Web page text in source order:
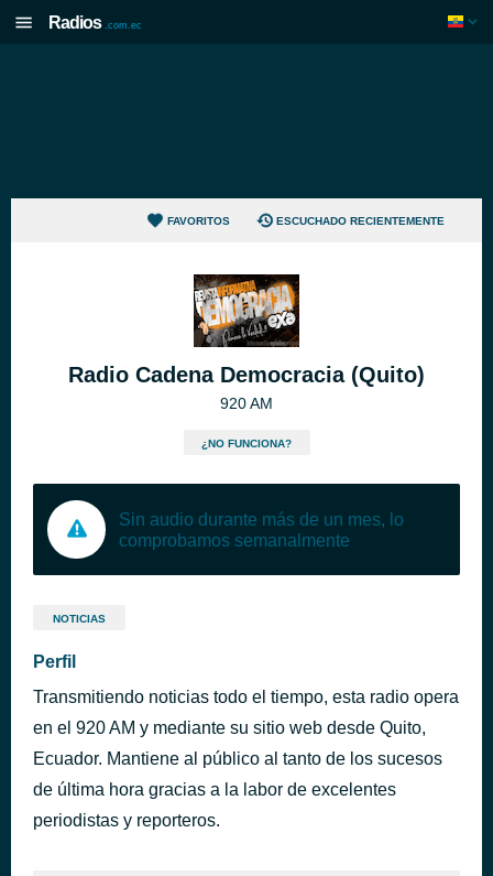
Radios .com.ec
FAVORITOS ESCUCHADO RECIENTEMENTE
Radio Cadena Democracia (Quito)
920 AM
¿NO FUNCIONA?
Sin audio durante más de un mes, lo
comprobamos semanalmente
NOTICIAS
Perfil
Transmitiendo noticias todo el tiempo, esta radio opera
en el 920 AM y mediante su sitio web desde Quito,
Ecuador. Mantiene al público al tanto de los sucesos
de última hora gracias a la labor de excelentes
periodistas y reporteros.